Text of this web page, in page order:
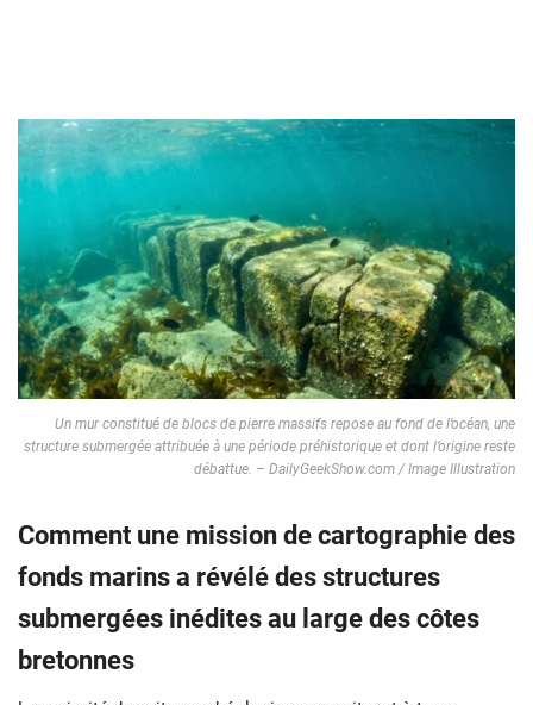
Un mur constitué de blocs de pierre massifs repose au fond de l’océan, une
structure submergée attribuée à une période préhistorique et dont l’origine reste
débattue. – DailyGeekShow.com / Image Illustration
Comment une mission de cartographie des
fonds marins a révélé des structures
submergées inédites au large des côtes
bretonnes